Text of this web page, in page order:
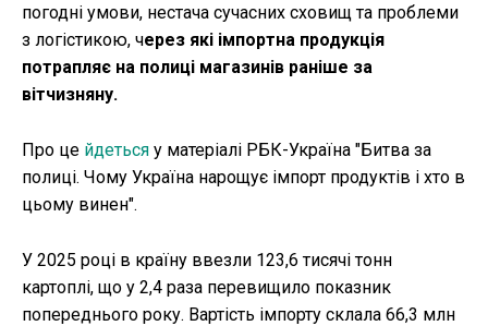
погодні умови, нестача сучасних сховищ та проблеми
з логістикою, через які імпортна продукція
потрапляє на полиці магазинів раніше за
вітчизняну.
Про це йдеться у матеріалі РБК-Україна "Битва за
полиці. Чому Україна нарощує імпорт продуктів і хто в
цьому винен".
У 2025 році в країну ввезли 123,6 тисячі тонн
картоплі, що у 2,4 раза перевищило показник
попереднього року. Вартість імпорту склала 66,3 млн